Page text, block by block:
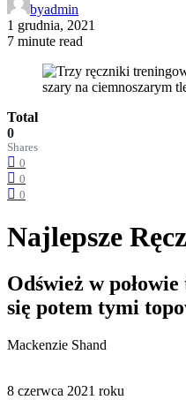
byadmin
1 grudnia, 2021
7 minute read
Total
0
Shares
0
0
0
Najlepsze
Odśwież w
się potem tymi
Mackenzie Shand
8 czerwca 2021 roku